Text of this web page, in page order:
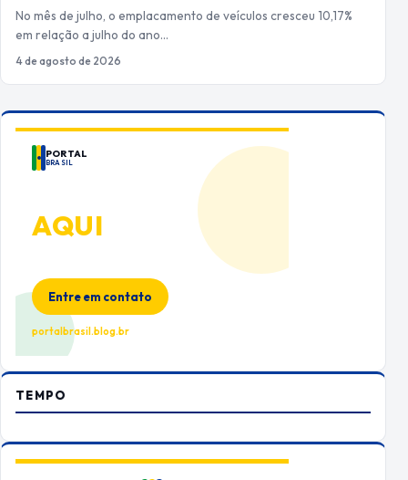
No mês de julho, o emplacamento de veículos cresceu 10,17%
em relação a julho do ano…
4 de agosto de 2026
PORTAL
BRASIL
AQUI
Entre em contato
portalbrasil.blog.br
TEMPO